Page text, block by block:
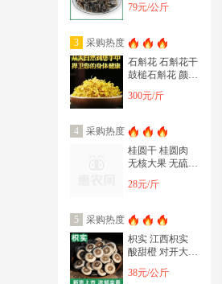
干 地道中药
79元/公斤
3
采购热度
石斛花 石斛花干
鼓槌石斛花 颜色
道中药材石
300元/斤
4
采购热度
桂圆干 桂圆肉
无核大果 无硫干
年批发
28元/斤
5
采购热度
枳实 江西枳实
酸甜橙 对开大小
药材批发
38元/公斤